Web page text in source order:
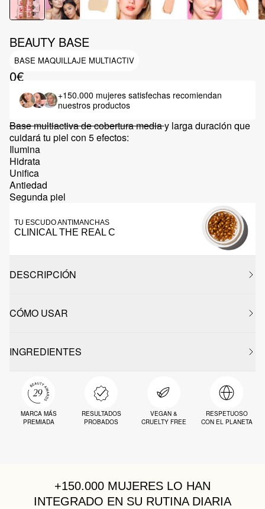
BEAUTY BASE
BASE MAQUILLAJE MULTIACTIV
0€
+150.000 mujeres satisfechas recomiendan
nuestros productos
Base multiactiva de cobertura mediay larga duración que
cuidará tu piel con 5 efectos:
Ilumina
Hidrata
Unifica
Antiedad
Segunda piel
TU ESCUDO ANTIMANCHAS
CLINICAL THE REAL C
DESCRIPCIÓN
CÓMO USAR
INGREDIENTES
MARCA MÁS
PREMIADA
RESULTADOS
PROBADOS
VEGAN &
CRUELTY FREE
RESPETUOSO
CON EL PLANETA
+150.000 MUJERES LO HAN
INTEGRADO EN SU RUTINA DIARIA